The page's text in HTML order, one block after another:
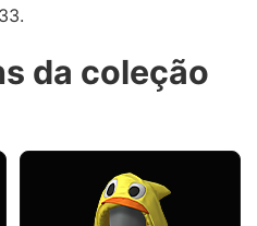
da coleção